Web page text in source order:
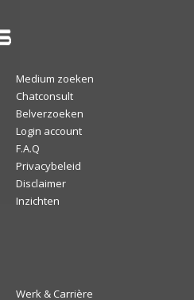
Medium zoeken
Chatconsult
Belverzoeken
Login account
F.A.Q
Privacybeleid
Disclaimer
Inzichten
Werk & Carrière